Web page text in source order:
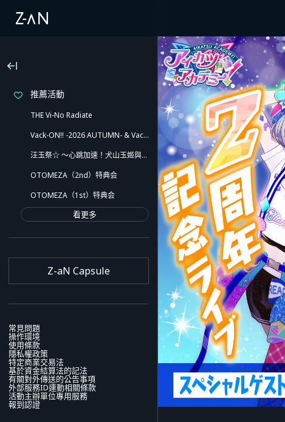
推薦活動
THE Vi-No Radiate
Vack-ON!! -2026 AUTUMN- & Vack-ON!! -Blink side-
汪玉祭☆ ～心跳加速！犬山玉姬與愉快的夥伴們！！還有意想不到的小插曲喔～
OTOMEZA（2nd）特典会
OTOMEZA（1st）特典会
看更多
Z-aN Capsule
常見問題
操作環境
使用條款
隱私權政策
特定商業交易法
基於資金結算法的記法
有關對外傳送的公告事項
外部服務ID連動相關條款
活動主辦單位專用服務
報到認證